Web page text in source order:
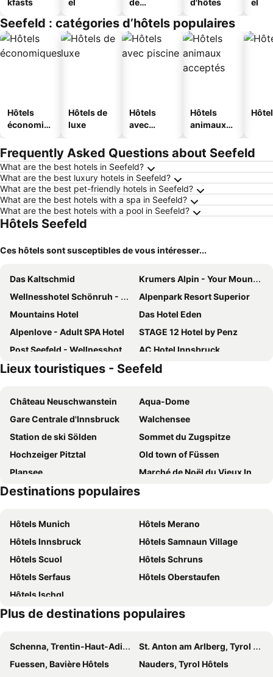
kfasts
el
de
d'hôtes
el
Seefeld : catégories d’hôtels populaires
Hôtels
économiq
Hôtels de
luxe
Hôtels
avec
Hôtels
animaux
Frequently Asked Questions about Seefeld
What are the best hotels in Seefeld?
What are the best luxury hotels in Seefeld?
What are the best pet-friendly hotels in Seefeld?
What are the best hotels with a spa in Seefeld?
What are the best hotels with a pool in Seefeld?
Hôtels Seefeld
Ces hôtels sont susceptibles de vous intéresser...
Das Kaltschmid
Krumers Alpin - Your Mountain Oasis
Wellnesshotel Schönruh - Adults only
Alpenpark Resort Superior
Mountains Hotel
Das Hotel Eden
Alpenlove - Adult SPA Hotel
STAGE 12 Hotel by Penz
Post Seefeld - Wellnesshotel Tirol
AC Hotel Innsbruck
Alpin Resort Sacher
Hotel Neue Post Innsbruck
VAYA Seefeld
Austria Trend Hotel Congress Innsbruck
Alpenlove - Adult SPA Hotel
Hotel Alpenresort Schwarz
Hotel Seespitz
Hotel Maximilian Stadthaus Penz
Werdenfelserei
Hotel Klosterbräu
Hotel Zum Gourmet
Natur & Spa Hotel Lärchenhof
Hotel Grauer Bär
Adlers Hotel
Motel One Innsbruck
Hotel Das Innsbruck
Batzenhäusl
Hotel Sailer
Hotel Central
Hotel Schwarzer Adler Innsbruck
Hotel Seelos
Dorint Sporthotel Garmisch-Partenkirchen
Alphotel Innsbruck
Interalpen-Hotel Tyrol
Hotel Haymon
Penz Hotel West
Nala Individuellhotel
Hotel Goldene Krone Innsbruck
The Penz Hotel
Lieux touristiques - Seefeld
Château Neuschwanstein
Aqua-Dome
Gare Centrale d'Innsbruck
Walchensee
Station de ski Sölden
Sommet du Zugspitze
Hochzeiger Pitztal
Old town of Füssen
Plansee
Marché de Noël du Vieux Innsbruck
Alpsee
Bahnhof Seefeld
Hohenschwangau
Glacier Stubai
Skigebiet Kühtai
Hochgurgl
Haldensee
Eibsee
Olympiabad
Casino Seefeld
Sankt Oswald
Station de ski Seefeld-Rosshütte
Leutaschtal
Herzogstand
Achensee
Bergeralm
Ebene
Destinations populaires
Hôtels Munich
Hôtels Merano
Hôtels Innsbruck
Hôtels Samnaun Village
Hôtels Scuol
Hôtels Schruns
Hôtels Serfaus
Hôtels Oberstaufen
Hôtels Ischgl
Plus de destinations populaires
Schenna, Trentin-Haut-Adige Hôtels
St. Anton am Arlberg, Tyrol Hôtels
Fuessen, Bavière Hôtels
Nauders, Tyrol Hôtels